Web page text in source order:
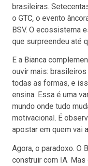
brasileiras.
o GTC, o evento
BSV. O ecossistema
que surpreendeu até
E a Bianca
ouvir mais:
todas as formas, e
ensina. Essa é uma
mundo onde tudo
motivacional. É
apostar em quem vai
Agora, o paradoxo. O
construir com IA.